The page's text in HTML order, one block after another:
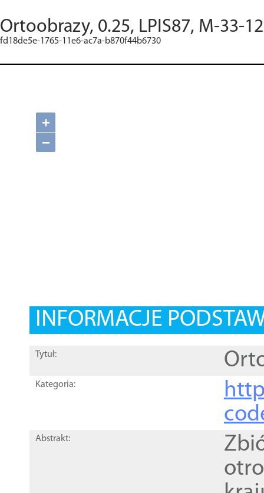
Ortoobrazy, 0.25, LPIS87, M-33-
fd18de5e-1765-11e6-ac7a-b870f44b6730
+
−
INFORMACJE
Tytuł:
Kategoria:
Abstrakt: